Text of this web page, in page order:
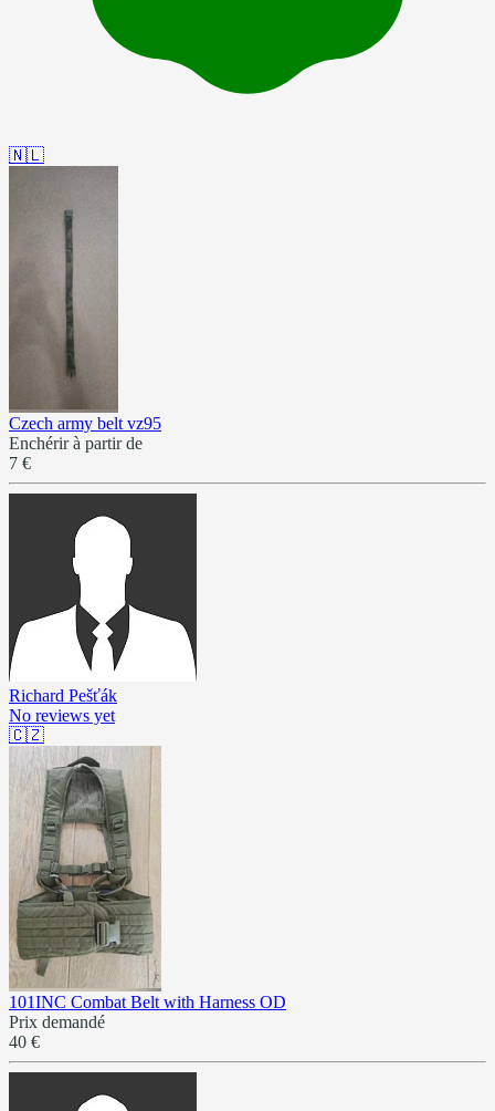
🇳🇱
Czech army belt vz95
Enchérir à partir de
7 €
Richard Pešťák
No reviews yet
🇨🇿
101INC Combat Belt with Harness OD
Prix demandé
40 €